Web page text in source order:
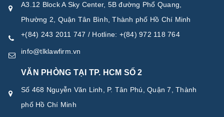
A3.12 Block A Sky Center, 5B đường Phổ Quang,
Phường 2, Quận Tân Bình, Thành phố Hồ Chí Minh
+(84) 243 2011 747 / Hotline: +(84) 972 118 764
info@tlklawfirm.vn
VĂN PHÒNG TẠI TP. HCM SỐ 2
Số 468 Nguyễn Văn Linh, P. Tân Phú, Quận 7, Thành
phố Hồ Chí Minh